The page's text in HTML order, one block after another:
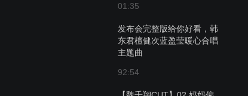
01:35
发布会完整版给你好看，韩
东君檀健次蓝盈莹暖心合唱
主题曲
92:54